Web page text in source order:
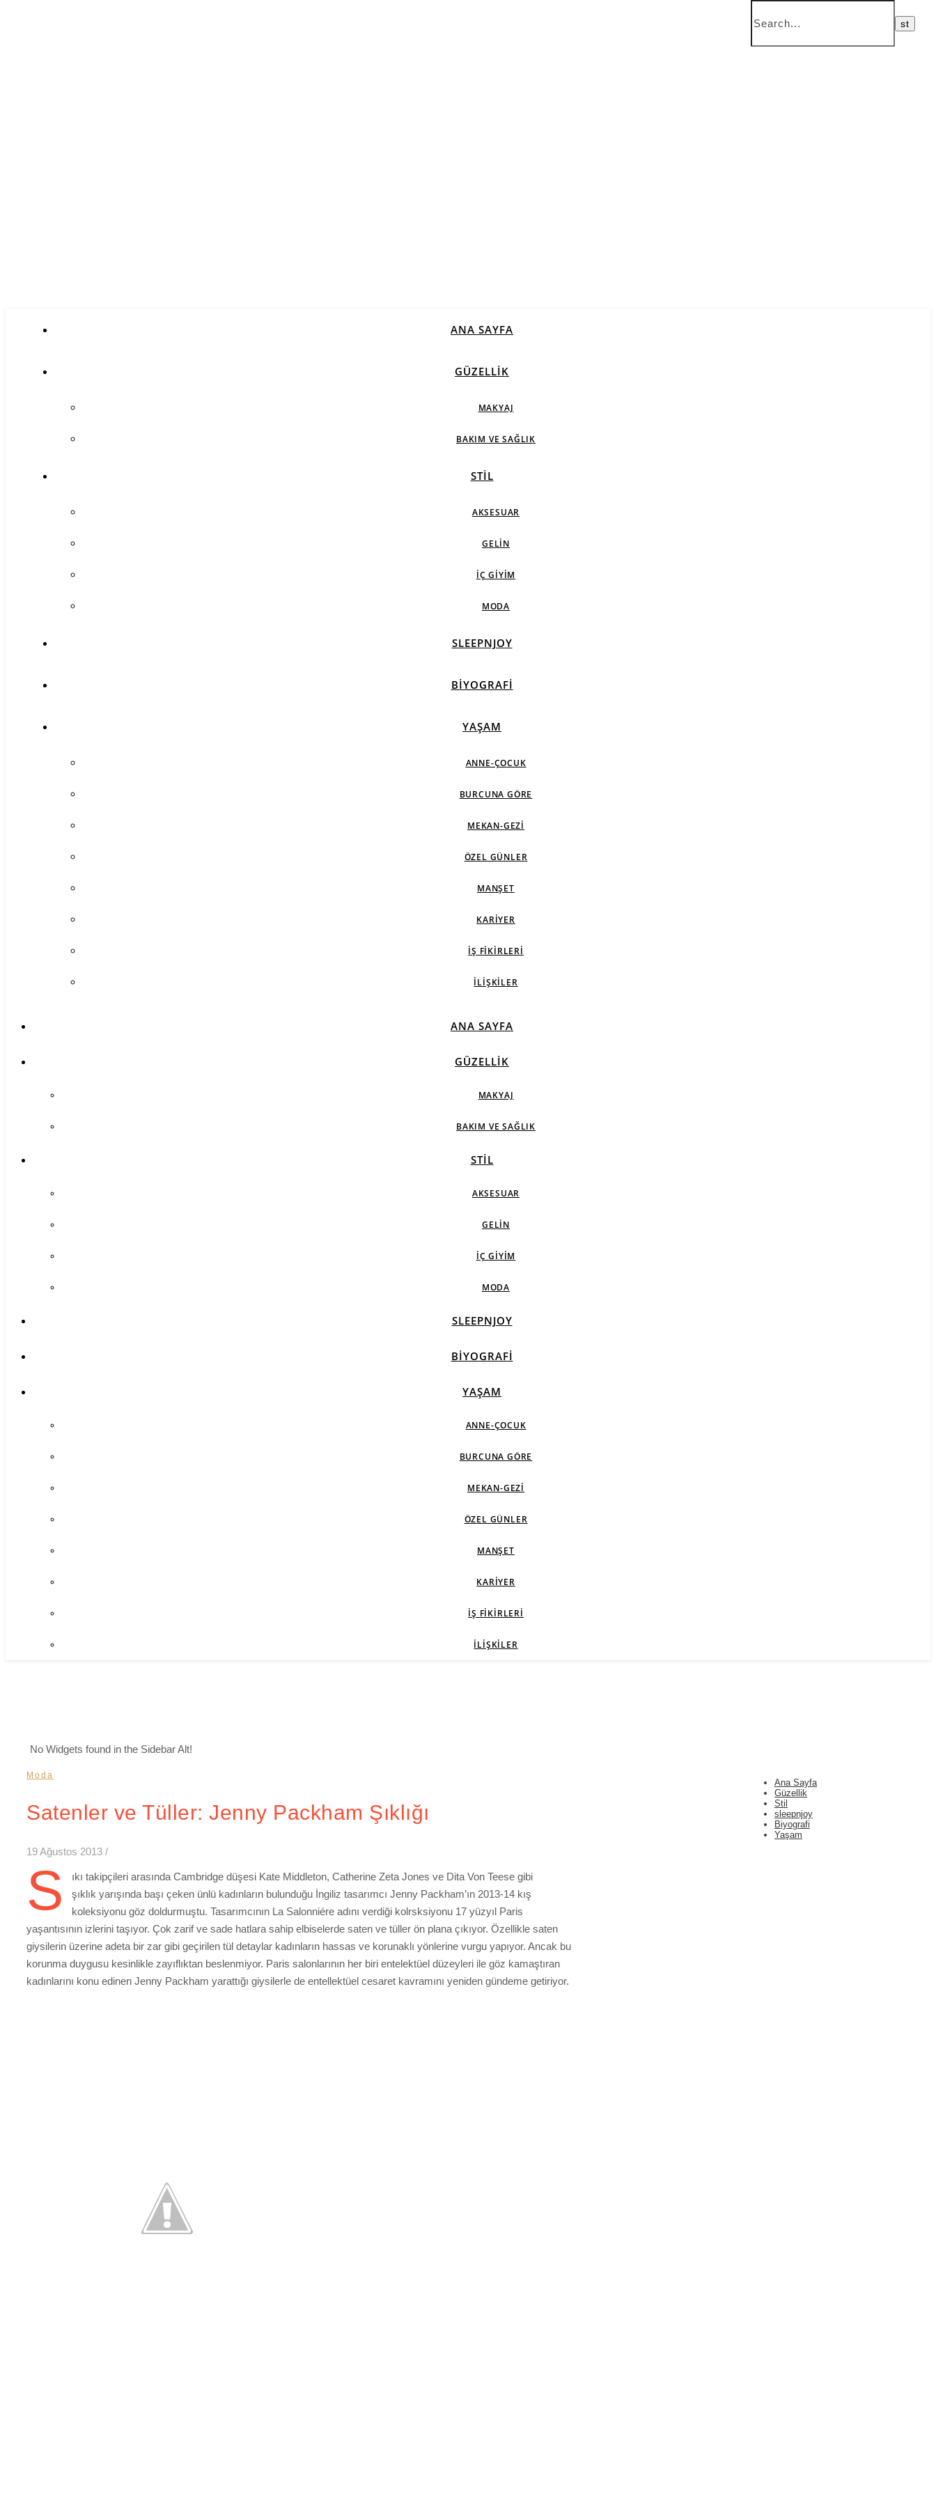
ANA SAYFA
GÜZELLIK
MAKYAJ
BAKIM VE SAĞLIK
STIL
AKSESUAR
GELIN
İÇ GIYIM
MODA
SLEEPNJOY
BIYOGRAFI
YAŞAM
ANNE-ÇOCUK
BURCUNA GÖRE
MEKAN-GEZI
ÖZEL GÜNLER
MANŞET
KARIYER
İŞ FIKIRLERI
İLIŞKILER
ANA SAYFA
GÜZELLIK
MAKYAJ
BAKIM VE SAĞLIK
STIL
AKSESUAR
GELIN
İÇ GIYIM
MODA
SLEEPNJOY
BIYOGRAFI
YAŞAM
ANNE-ÇOCUK
BURCUNA GÖRE
MEKAN-GEZI
ÖZEL GÜNLER
MANŞET
KARIYER
İŞ FIKIRLERI
İLIŞKILER
No Widgets found in the Sidebar Alt!
Moda
Satenler ve Tüller: Jenny Packham Şıklığı
19 Ağustos 2013 /
S
ıkı takipçileri arasında Cambridge düşesi Kate Middleton, Catherine Zeta Jones ve Dita Von Teese gibi
şıklık yarışında başı çeken ünlü kadınların bulunduğu İngiliz tasarımcı Jenny Packham’ın 2013-14 kış
koleksiyonu göz doldurmuştu. Tasarımcının La Salonniére adını verdiği kolrsksiyonu 17 yüzyıl Paris
yaşantısının izlerini taşıyor. Çok zarif ve sade hatlara sahip elbiselerde saten ve tüller ön plana çıkıyor. Özellikle saten
giysilerin üzerine adeta bir zar gibi geçirilen tül detaylar kadınların hassas ve korunaklı yönlerine vurgu yapıyor. Ancak bu
korunma duygusu kesinlikle zayıflıktan beslenmiyor. Paris salonlarının her biri entelektüel düzeyleri ile göz kamaştıran
kadınlarını konu edinen Jenny Packham yarattığı giysilerle de entellektüel cesaret kavramını yeniden gündeme getiriyor.
Ana Sayfa
Güzellik
Stil
sleepnjoy
Biyografi
Yaşam